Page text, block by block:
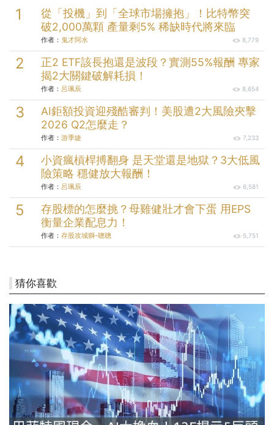
從「投機」到「全球市場擁抱」！比特幣突
破2,000萬顆 產量剩5% 稀缺時代將來臨
作者： 鬼才阿水 8,779
正2 ETF該長抱還是波段？實測55%報酬 專家
揭2大關鍵破解耗損！
作者： 呂珮辰 8,654
AI鉅額投資迎殘酷審判！美股遭2大風險夾擊
2026 Q2怎麼走？
作者： 游季婕 7,233
小資瘋槓桿搏翻身 是天堂還是地獄？3大低風
險策略 穩健放大報酬！
作者： 呂珮辰 6,581
存股標的怎麼挑？母雞健壯才會下蛋 用EPS
衡量企業配息力！
作者： 存股攻城獅-聰聰 5,751
猜你喜歡